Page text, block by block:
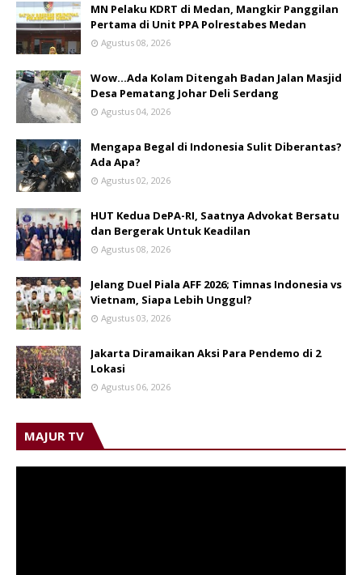
MN Pelaku KDRT di Medan, Mangkir Panggilan
Pertama di Unit PPA Polrestabes Medan
Agustus 08, 2026
Wow...Ada Kolam Ditengah Badan Jalan Masjid
Desa Pematang Johar Deli Serdang
Agustus 04, 2026
Mengapa Begal di Indonesia Sulit Diberantas?
Ada Apa?
Agustus 02, 2026
HUT Kedua DePA-RI, Saatnya Advokat Bersatu
dan Bergerak Untuk Keadilan
Agustus 08, 2026
Jelang Duel Piala AFF 2026; Timnas Indonesia vs
Vietnam, Siapa Lebih Unggul?
Agustus 03, 2026
Jakarta Diramaikan Aksi Para Pendemo di 2
Lokasi
Agustus 06, 2026
MAJUR TV